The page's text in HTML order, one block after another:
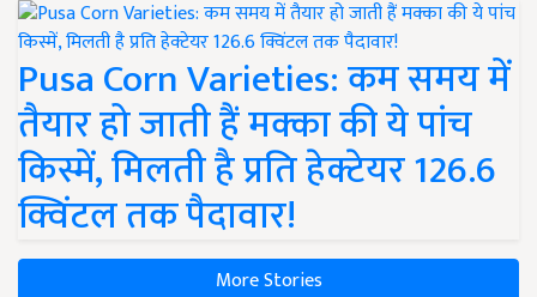
Pusa Corn Varieties: कम समय में
तैयार हो जाती हैं मक्का की ये पांच
किस्में, मिलती है प्रति हेक्टेयर 126.6
क्विंटल तक पैदावार!
More Stories